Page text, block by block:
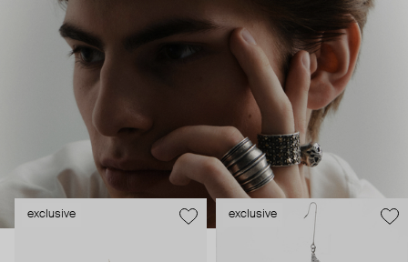
замечаешь, потому что элементы каждого украшения
складываются максимально гармонично.
exclusive exclusive